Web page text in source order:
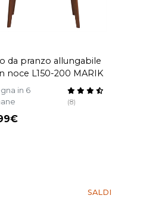
da pranzo allungabile
noce L150-200 MARIK
in 6
(8)
SALDI